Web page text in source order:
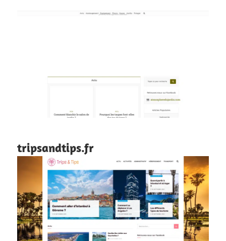
tripsandtips.fr